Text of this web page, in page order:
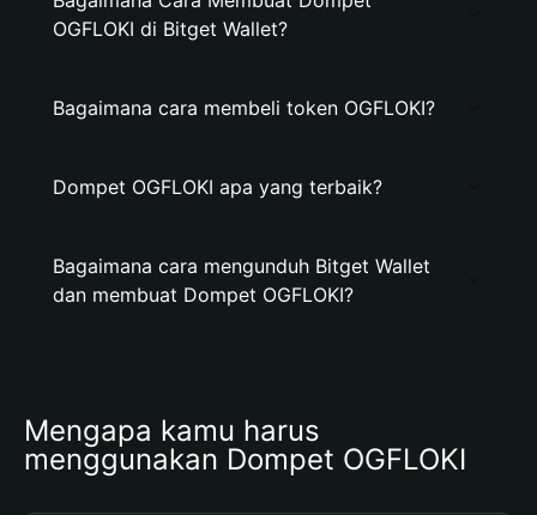
OGFLOKI di Bitget Wallet?
Bagaimana cara membeli token OGFLOKI?
Dompet OGFLOKI apa yang terbaik?
Bagaimana cara mengunduh Bitget Wallet
dan membuat Dompet OGFLOKI?
Mengapa kamu harus
menggunakan Dompet OGFLOKI